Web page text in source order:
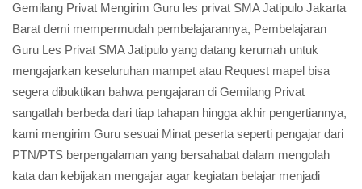
Gemilang Privat Mengirim Guru les privat SMA Jatipulo Jakarta
Barat demi mempermudah pembelajarannya, Pembelajaran
Guru Les Privat SMA Jatipulo yang datang kerumah untuk
mengajarkan keseluruhan mampet atau Request mapel bisa
segera dibuktikan bahwa pengajaran di Gemilang Privat
sangatlah berbeda dari tiap tahapan hingga akhir pengertiannya,
kami mengirim Guru sesuai Minat peserta seperti pengajar dari
PTN/PTS berpengalaman yang bersahabat dalam mengolah
kata dan kebijakan mengajar agar kegiatan belajar menjadi